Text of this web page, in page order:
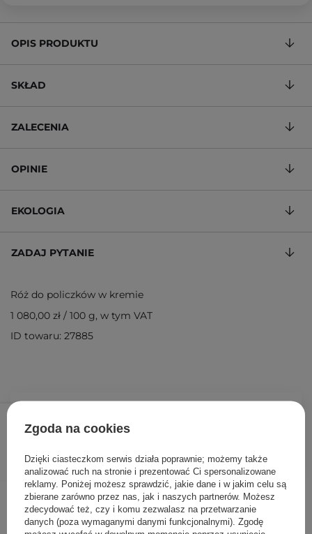
OPIS PRODUKTU
SKŁAD
ZALECENIA
OPINIE
EKOLOGIA
ZADAJ PYTANIE
Róż do policzków w kremie
1 080,00 zł / 100 g, w tym VAT
ID towaru: 27885
Inni klienci sprawdzali również
Zgoda na cookies
Dzięki ciasteczkom serwis działa poprawnie; możemy także
analizować ruch na stronie i prezentować Ci spersonalizowane
reklamy. Poniżej możesz sprawdzić, jakie dane i w jakim celu są
zbierane zarówno przez nas, jak i naszych partnerów. Możesz
zdecydować też, czy i komu zezwalasz na przetwarzanie
danych (poza wymaganymi danymi funkcjonalnymi). Zgodę